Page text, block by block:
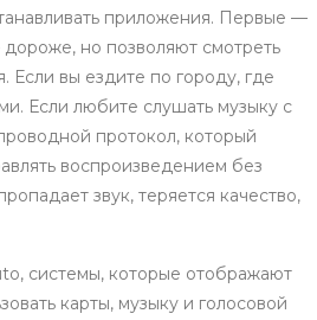
приложения. Первые —
но позволяют смотреть
Если вы ездите по городу, где
Если любите слушать музыку с
протокол, который
воспроизведением без
звук, теряется качество,
, системы, которые отображают
карты, музыку и голосовой